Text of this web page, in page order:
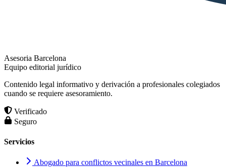
Asesoria Barcelona
Equipo editorial jurídico
Contenido legal informativo y derivación a profesionales colegiados
cuando se requiere asesoramiento.
Verificado
Seguro
Servicios
Abogado para conflictos vecinales en Barcelona